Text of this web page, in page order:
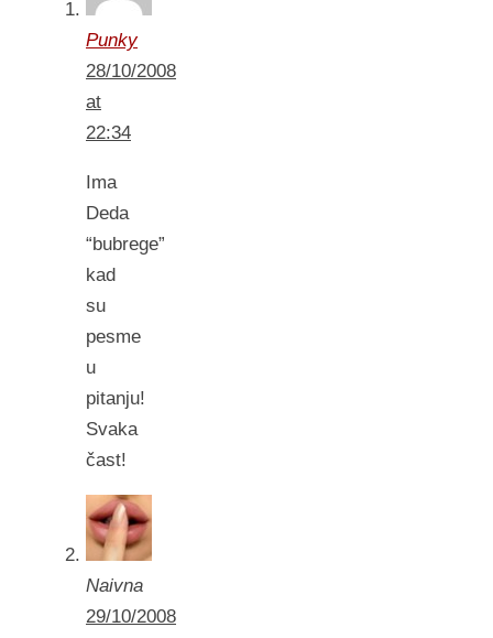
Punky
28/10/2008
at
22:34
Ima
Deda
“bubrege”
kad
su
pesme
u
pitanju!
Svaka
čast!
Naivna
29/10/2008